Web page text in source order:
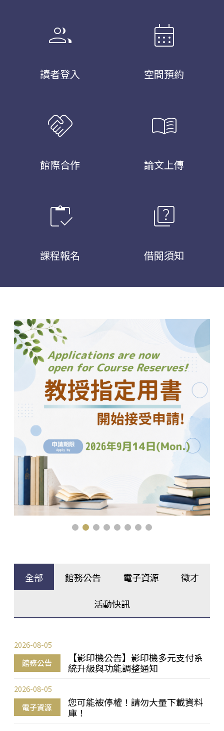
group
讀者登入
calendar_month
空間預約
handshake
館際合作
menu_book
論文上傳
inventory
課程報名
quiz
借閱須知
全部 館務公告 電子資源 徵才
活動快訊
館務公告
【影印機公告】影印機多元支付系
統升級與功能調整通知
2026-08-05
電子資源
您可能被停權！請勿大量下載資料
庫！
2026-08-05